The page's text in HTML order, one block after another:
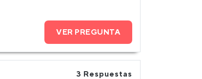
VER PREGUNTA
3 Respuestas